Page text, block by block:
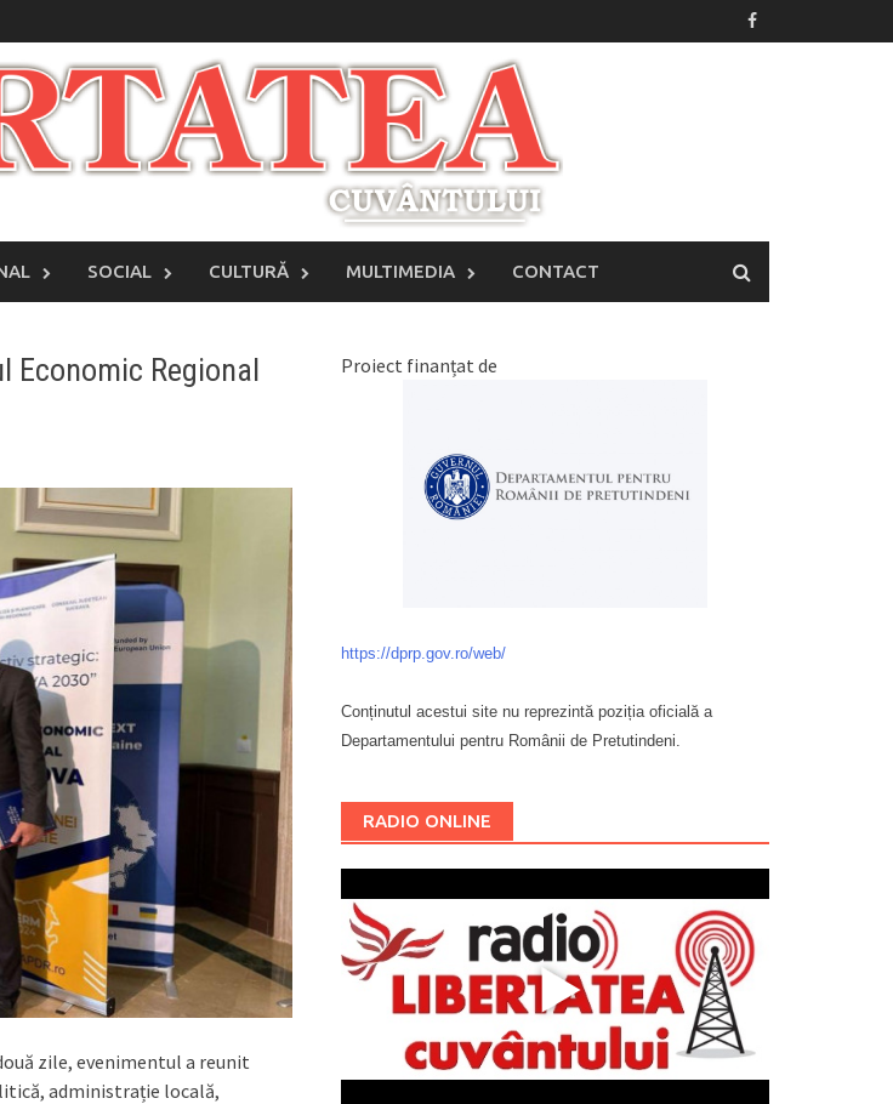
SOCIAL CULTURĂ MULTIMEDIA CONTACT
Economic Regional
zile, evenimentul a reunit
administrație locală,
Proiect finanțat de
https://dprp.gov.ro/web/
Conținutul acestui site nu reprezintă poziția oficială a
Departamentului pentru Românii de Pretutindeni.
RADIO ONLINE